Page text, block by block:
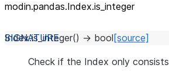
modin.pandas.Index.is_ integer
Index.is_integer() → bool [source]
Check if the Index only